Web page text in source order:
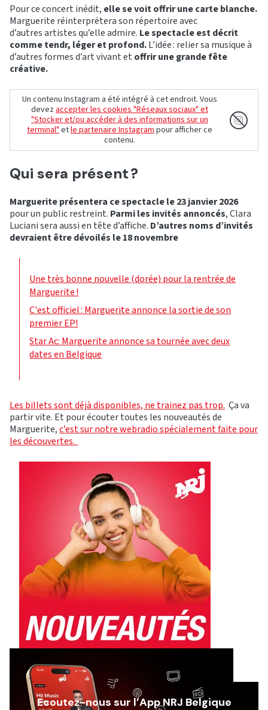
Pour ce concert inédit, elle se voit offrir une carte blanche.
Marguerite réinterprétera son répertoire avec
d’autres artistes qu’elle admire. Le spectacle est décrit
comme tendr, léger et profond.L’idée : relier sa musique à
d’autres formes d’art vivant et offrir une grande fête
créative.
Un contenu Instagram a été intégré à cet endroit. Vous
devezaccepter les cookies "Réseaux sociaux" et
"Stocker et/ou accéder à des informations sur un
terminal"etle partenaire Instagrampour afficher ce
contenu.
Qui sera présent ?
Marguerite présentera ce spectacle le 23 janvier 2026
pour un public restreint. Parmi les invités annoncés, Clara
Luciani sera aussi en tête d’affiche. D’autres noms d’invités
devraient être dévoilés le 18 novembre
Une très bonne nouvelle (dorée) pour la rentrée de
Marguerite !
C'est officiel : Marguerite annonce la sortie de son
premier EP!
Star Ac: Marguerite annonce sa tournée avec deux
dates en Belgique
Les billets sont déjà disponibles, ne trainez pas trop. Ça va
partir vite. Et pour écouter toutes les nouveautés de
Marguerite,c’est sur notre webradio spécialement faite pour
les découvertes.
Ecoutez-nous sur l’App NRJ Belgique